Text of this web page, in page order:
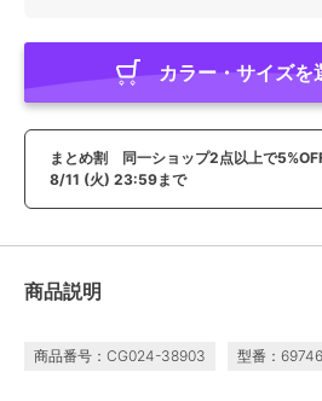
カラー・サイズを
まとめ割 同一ショップ2点以上で
8/11 (火) 23:59まで
商品説明
商品番号：CG024-38903 型番：